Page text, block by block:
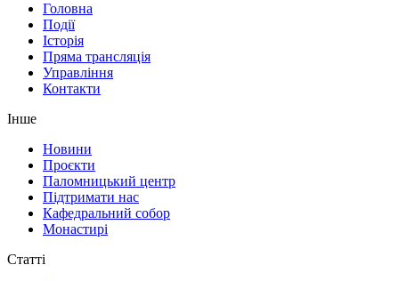
Головна
Події
Історія
Пряма трансляція
Управління
Контакти
Інше
Новини
Проєкти
Паломницький центр
Підтримати нас
Кафедральний собор
Монастирі
Статті